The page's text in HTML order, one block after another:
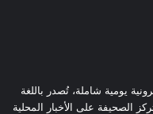
يومية شاملة، تُصدر باللغة
الصحيفة على الأخبار المحلية